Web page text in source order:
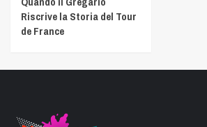
Riscrive la Storia del Tour
de France